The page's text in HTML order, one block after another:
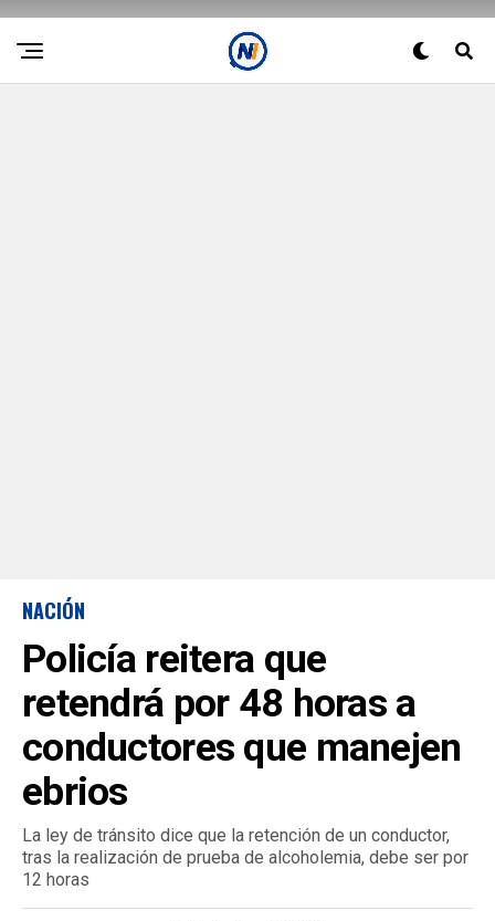
NACIÓN
Policía reitera que
retendrá por 48 horas a
conductores que manejen
ebrios
La ley de tránsito dice que la retención de un conductor,
tras la realización de prueba de alcoholemia, debe ser por
12 horas